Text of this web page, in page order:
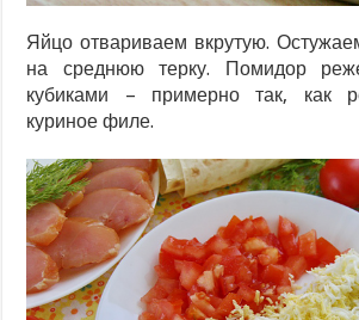
Яйцо отвариваем вкрутую.
на среднюю терку. Помидор
кубиками – примерно так, как
куриное филе.